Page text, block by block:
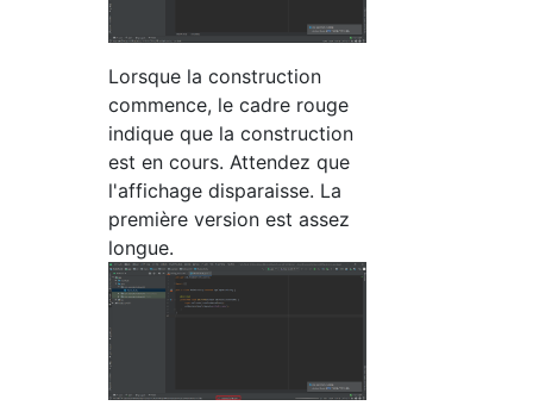
Lorsque la construction
commence, le cadre rouge
indique que la construction
est en cours. Attendez que
l'affichage disparaisse. La
première version est assez
longue.